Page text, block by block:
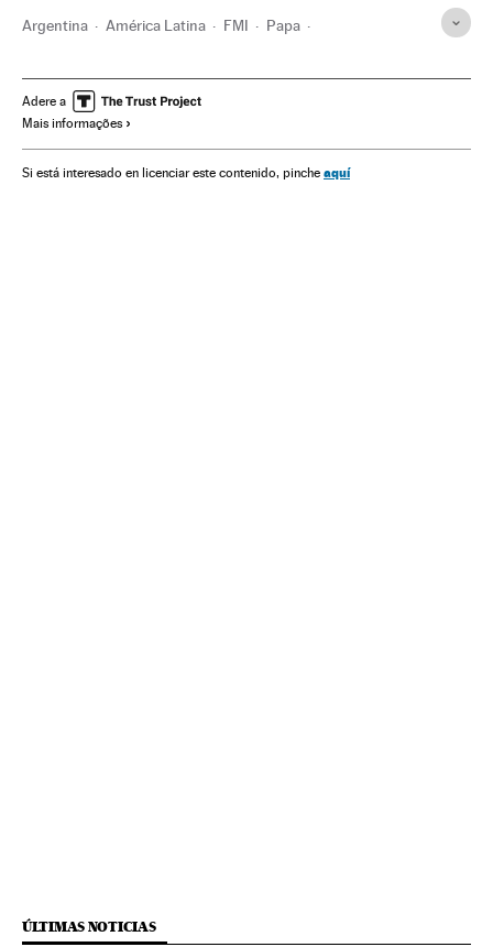
Argentina América Latina FMI Papa
Dívida externa Inflação
Adere a
Mais informações
Si está interesado en licenciar este contenido, pinche aquí
ÚLTIMAS NOTICIAS